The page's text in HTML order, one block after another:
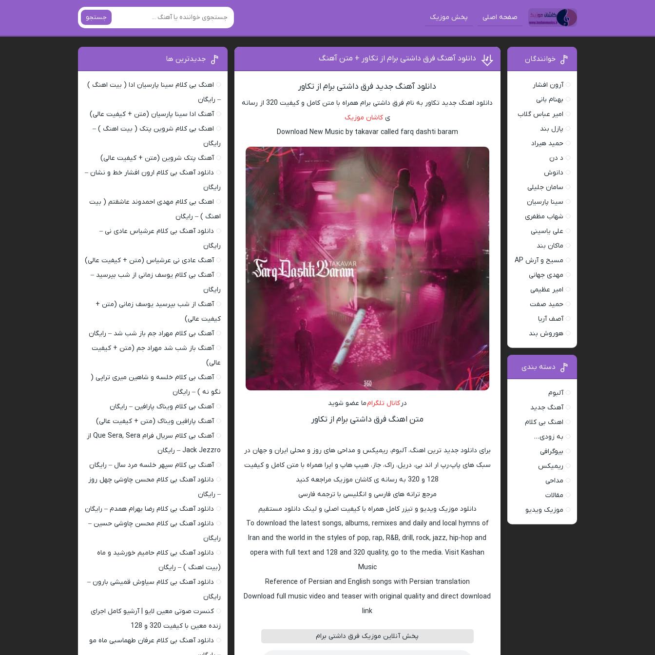
صفحه اصلی پخش موزیک جستجو
دانلود آهنگ فرق داشتی برام از تکاور + متن آهنگ
دانلود آهنگ جدید فرق داشتی برام از تکاور
دانلود اهنگ جدید تکاور به نام فرق داشتی برام همراه با متن کامل و کیفیت 320 از رسانه
یکاشان موزیک
Download New Music by takavar called farq dashti baram
در کانال تلگرامما عضو شوید
متن اهنگ فرق داشتی برام از تکاور
برای دانلود جدید ترین اهنگ، آلبوم، ریمیکس و مداحی های روز و محلی ایران و جهان در
سبک های پاپ،رپ ار اند بی، دریل، راک، جاز، هیپ هاپ و اپرا همراه با متن کامل و کیفیت
128 و 320 به رسانه ی کاشان موزیک مراجعه کنید
مرجع ترانه های فارسی و انگلیسی با ترجمه فارسی
دانلود موزیک ویدیو و تیزر کامل همراه با کیفیت اصلی و لینک دانلود مستقیم
To download the latest songs, albums, remixes and daily and local hymns of
Iran and the world in the styles of pop, rap, R&B, drill, rock, jazz, hip-hop and
opera with full text and 128 and 320 quality, go to the media. Visit Kashan
Music
Reference of Persian and English songs with Persian translation
Download full music video and teaser with original quality and direct download
link
پخش آنلاین موزیک فرق داشتی برام
خوانندگان
آرون افشار
بهنام بانی
امیر عباس گلاب
پازل بند
حمید هیراد
د دن
دانوش
سامان جلیلی
سینا پارسیان
شهاب مظفری
علی یاسینی
ماکان بند
مسیح و آرش AP
مهدی جهانی
امیر عظیمی
حمید صفت
آصف آریا
هوروش بند
دسته بندی
آلبوم
آهنگ جدید
اهنگ بی کلام
به زودی…
بیوگرافی
ریمیکس
مداحی
مقالات
موزیک ویدیو
جدیدترین ها
اهنگ بی کلام سینا پارسیان ادا ( بیت اهنگ )
– رایگان
آهنگ ادا سینا پارسیان (متن + کیفیت عالی)
اهنگ بی کلام شروین پتک ( بیت اهنگ ) –
رایگان
آهنگ پتک شروین (متن + کیفیت عالی)
دانلود آهنگ بی کلام ارون افشار خط و نشان –
رایگان
اهنگ بی کلام مهدی احمدوند عاشقتم ( بیت
اهنگ ) – رایگان
دانلود آهنگ بی کلام عرشیاس عادی نی –
رایگان
آهنگ عادی نی عرشیاس (متن + کیفیت عالی)
آهنگ بی کلام یوسف زمانی از شب بپرسید –
رایگان
آهنگ از شب بپرسید یوسف زمانی (متن +
کیفیت عالی)
آهنگ بی کلام مهراد جم باز شب شد – رایگان
آهنگ باز شب شد مهراد جم (متن + کیفیت
عالی)
آهنگ بی کلام خلسه و شاهین میری تراپی (
نگو نه ) – رایگان
آهنگ بی کلام ویناک پارافین – رایگان
آهنگ پارافین ویناک (متن + کیفیت عالی)
آهنگ بی کلام سریال فرام Que Sera, Sera از
Jack Jezzro – رایگان
آهنگ بی کلام سپهر خلسه مرد سال – رایگان
دانلود آهنگ بی کلام محسن چاوشی چهل روز
– رایگان
دانلود آهنگ بی کلام رضا بهرام همدم – رایگان
دانلود آهنگ بی کلام محسن چاوشی حسین –
رایگان
دانلود آهنگ بی کلام حامیم خورشید و ماه
(بیت اهنگ ) – رایگان
دانلود آهنگ بی کلام سیاوش قمیشی بارون –
رایگان
کنسرت صوتی معین لایو | آرشیو کامل اجرای
زنده معین با کیفیت 320 و 128
دانلود آهنگ بی کلام عرفان طهماسبی ماه مو